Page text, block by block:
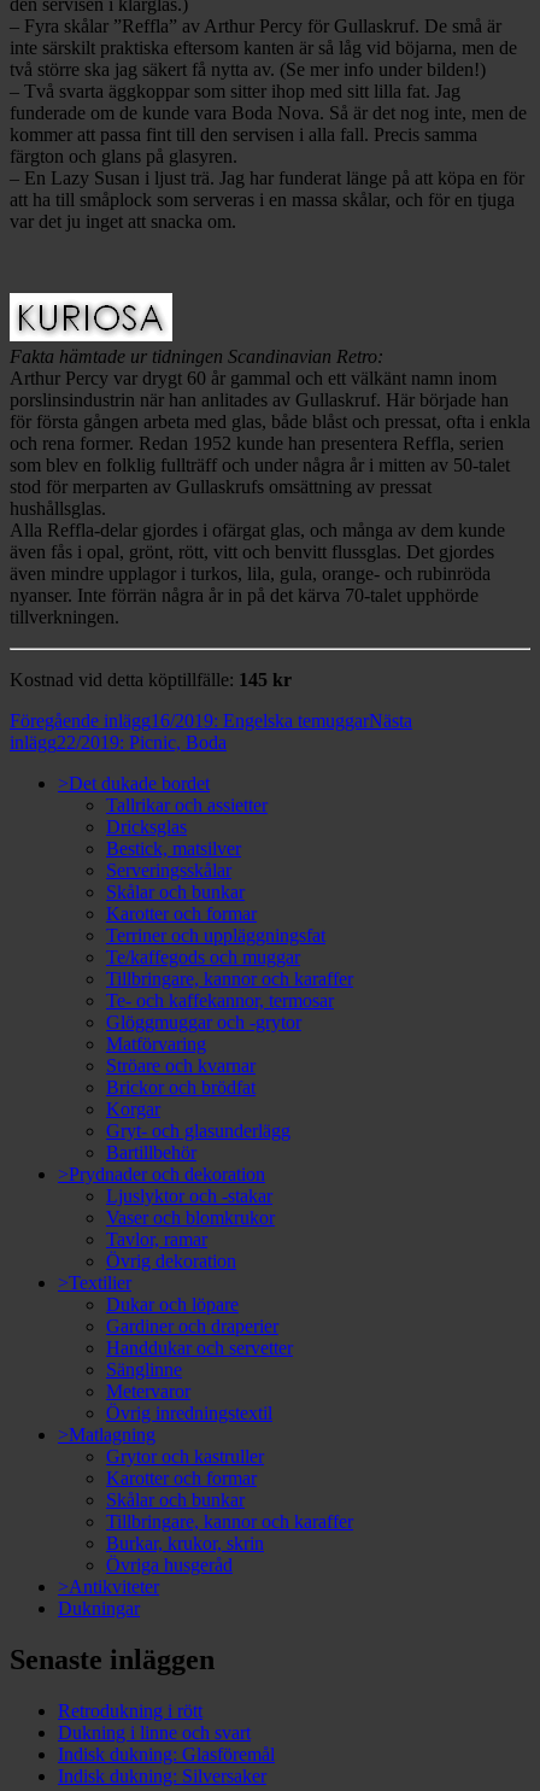
– Fyra skålar ”Reffla” av Arthur Percy för Gullaskruf. De små är
inte särskilt praktiska eftersom kanten är så låg vid böjarna, men de
två större ska jag säkert få nytta av. (Se mer info under bilden!)
– Två svarta äggkoppar som sitter ihop med sitt lilla fat. Jag
funderade om de kunde vara Boda Nova. Så är det nog inte, men de
kommer att passa fint till den servisen i alla fall. Precis samma
färgton och glans på glasyren.
– En Lazy Susan i ljust trä. Jag har funderat länge på att köpa en för
att ha till småplock som serveras i en massa skålar, och för en tjuga
var det ju inget att snacka om.
Fakta hämtade ur tidningen Scandinavian Retro:
Arthur Percy var drygt 60 år gammal och ett välkänt namn inom
porslins­industrin när han anlitades av Gullaskruf. Här började han
för första gången arbeta med glas, både blåst och pressat, ofta i enkla
och rena former. Redan 1952 kunde han presentera Reffla, serien
som blev en folklig fullträff och under några år i mitten av 50-talet
stod för merparten av Gullaskrufs omsättning av pressat
hushållsglas.
Alla Reffla-delar gjordes i ofärgat glas, och många av dem kunde
även fås i opal, grönt, rött, vitt och benvitt flussglas. Det gjordes
även mindre upplagor i turkos, lila, gula, orange- och rubinröda
nyanser. Inte förrän några år in på det kärva 70-talet upphörde
tillverkningen.
Kostnad vid detta köptillfälle: 145 kr
Inläggsnavigering
Föregående inlägg16/2019: Engelska temuggarNästa
inlägg22/2019: Picnic, Boda
>Det dukade bordet
Tallrikar och assietter
Dricksglas
Bestick, matsilver
Serveringsskålar
Skålar och bunkar
Karotter och formar
Terriner och uppläggningsfat
Te/kaffegods och muggar
Tillbringare, kannor och karaffer
Te- och kaffekannor, termosar
Glöggmuggar och -grytor
Matförvaring
Ströare och kvarnar
Brickor och brödfat
Korgar
Gryt- och glasunderlägg
Bartillbehör
>Prydnader och dekoration
Ljuslyktor och -stakar
Vaser och blomkrukor
Tavlor, ramar
Övrig dekoration
>Textilier
Dukar och löpare
Gardiner och draperier
Handdukar och servetter
Sänglinne
Metervaror
Övrig inredningstextil
>Matlagning
Grytor och kastruller
Karotter och formar
Skålar och bunkar
Tillbringare, kannor och karaffer
Burkar, krukor, skrin
Övriga husgeråd
>Antikviteter
Dukningar
Senaste inläggen
Retrodukning i rött
Dukning i linne och svart
Indisk dukning: Glasföremål
Indisk dukning: Silversaker